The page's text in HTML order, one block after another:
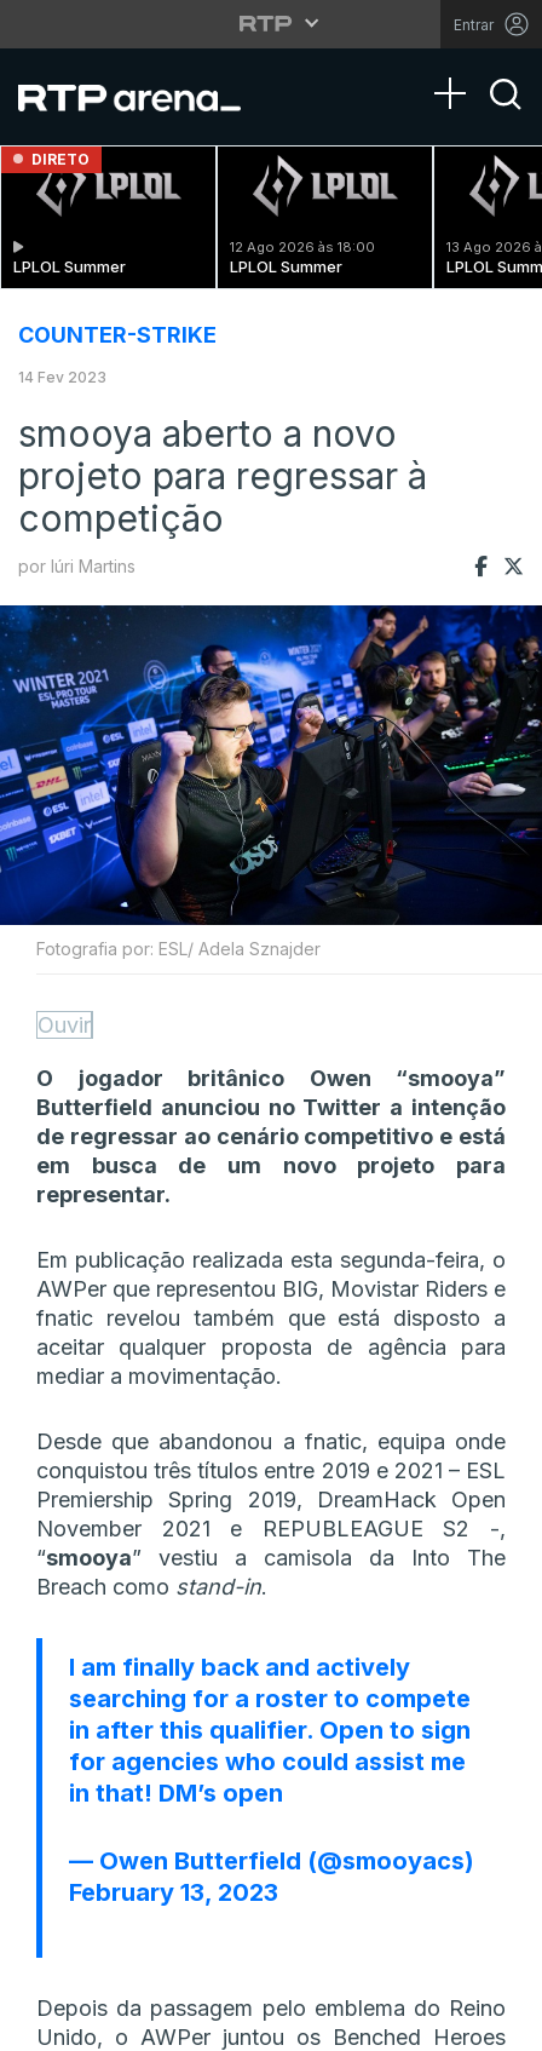
Entrar
Toggle
DIRETO
LPLOL Summer
12 Ago 2026 às 18:00
LPLOL Summer
13 Ago 2026
LPLOL
COUNTER-STRIKE
14 Fev 2023
smooya aberto a novo
projeto para regressar à
competição
por Iúri Martins
Fotografia por: ESL/ Adela Sznajder
Ouvir
O jogador britânico Owen “smooya”
Butterfield anunciou no Twitter a intenção
de regressar ao cenário competitivo e está
em busca de um novo projeto para
representar.
Em publicação realizada esta segunda-feira, o
AWPer que representou BIG, Movistar Riders e
fnatic revelou também que está disposto a
aceitar qualquer proposta de agência para
mediar a movimentação.
Desde que abandonou a fnatic, equipa onde
conquistou três títulos entre 2019 e 2021 – ESL
Premiership Spring 2019, DreamHack Open
November 2021 e REPUBLEAGUE S2 -,
“smooya” vestiu a camisola da Into The
Breach como stand-in.
I am finally back and actively
searching for a roster to compete
in after this qualifier. Open to sign
for agencies who could assist me
in that! DM’s open
— Owen Butterfield (@smooyacs)
February 13, 2023
Depois da passagem pelo emblema do Reino
Unido, o AWPer juntou os Benched Heroes